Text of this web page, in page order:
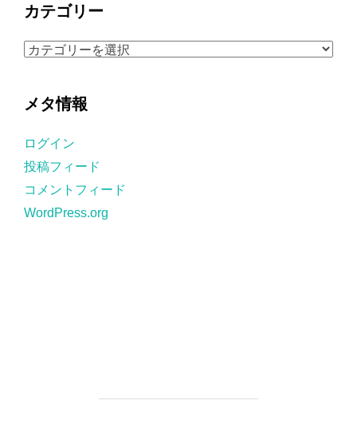
ブ
カテゴリー
カ
ー
メタ情報
ログイン
投稿フィード
コメントフィード
WordPress.org